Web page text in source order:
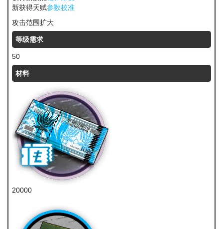
新获得天赋参数校准
攻击范围扩大
等级需求
50
材料
20000